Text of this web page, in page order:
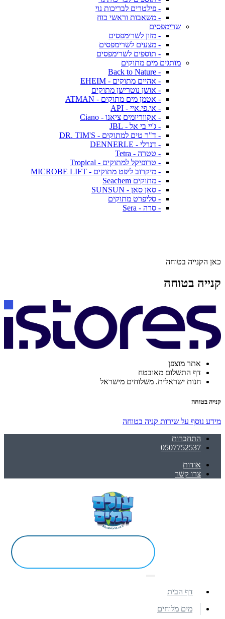
- פילטרים לבריכות נוי
- משאבות וראשי כוח
שרימפסים
- מזון לשרימפסים
- מצעים לשרימפסים
- תוספים לשרימפסים
מותגים מים מתוקים
- Back to Nature
- אהיים מתוקים - EHEIM
- אושן נוטרישן מתוקים
- אטמן מים מתוקים - ATMAN
- אי.פי.איי - API
- אקווריומים ציאנו - Ciano
- ג'יי בי אל - JBL
- ד"ר טים למתוקים - DR. TIM'S
- דנרלי - DENNERLE
- טטרה - Tetra
- טרופיקל למתוקים - Tropical
- מיקרוב ליפט מתוקים - MICROBE LIFT
- מתוקים Seachem
- סאן סאן - SUNSUN
- סליפרט מתוקים
- סרה - Sera
כאן הקנייה בטוחה
קנייה בטוחה
אתר מוצפן
דף התשלום מאובטח
חנות ישראלית. משלוחים מישראל
קנייה בטוחה
מידע נוסף על שירות קניה בטוחה
התחברות
0507752537
אודות
צרו קשר
דף הבית
מים מלוחים